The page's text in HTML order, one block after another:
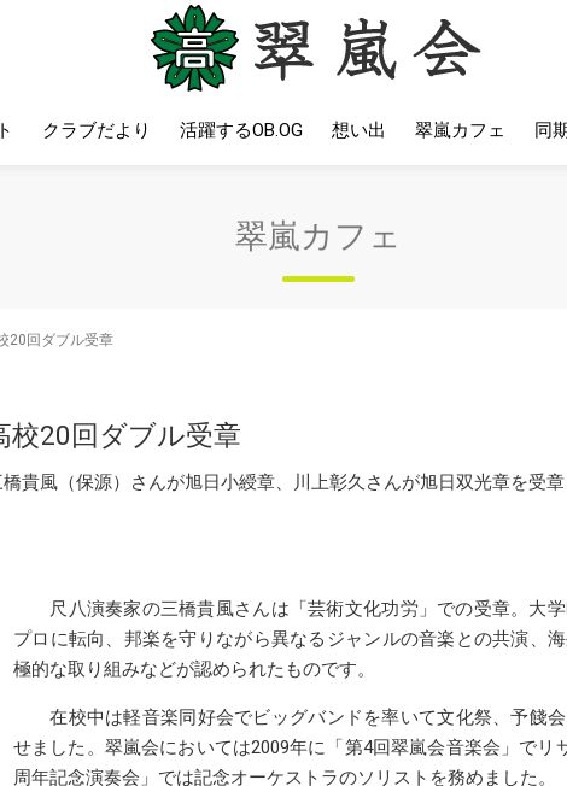
クラブだより 活躍するOB.OG 想い出 翠嵐カフェ 同
翠嵐カフェ
20回ダブル受章
校20回ダブル受章
貴風（保源）さんが旭日小綬章、川上彰久さんが旭日双光章を受
尺八演奏家の三橋貴風さんは「芸術文化功労」での受章。大
プロに転向、邦楽を守りながら異なるジャンルの音楽との共演、
極的な取り組みなどが認められたものです。
在校中は軽音楽同好会でビッグバンドを率いて文化祭、予餞
せました。翠嵐会においては2009年に「第4回翠嵐会音楽会」でリ
周年記念演奏会」では記念オーケストラのソリストを務めました。